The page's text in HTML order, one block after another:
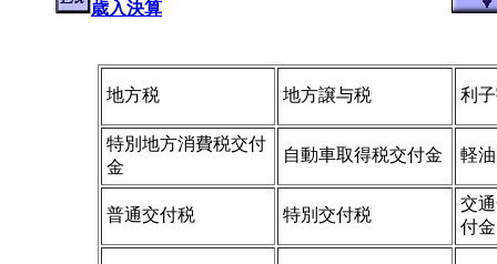
歳入決算
地方税 地方譲与税 利
特別地方消費税交付
金
自動車取得税交付金 軽
普通交付税 特別交付税
交
付金